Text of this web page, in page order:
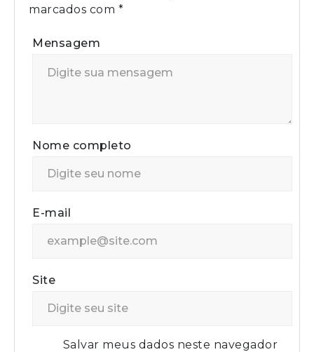
marcados com *
Mensagem
Nome completo
E-mail
Site
Salvar meus dados neste navegador